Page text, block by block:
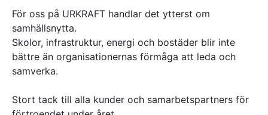
För oss på URKRAFT handlar det ytterst om
samhällsnytta.
Skolor, infrastruktur, energi och bostäder blir inte
bättre än organisationernas förmåga att leda och
samverka.
Stort tack till alla kunder och samarbetspartners för